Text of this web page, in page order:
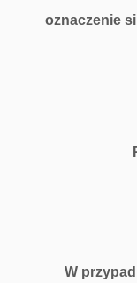
oznaczenie
W